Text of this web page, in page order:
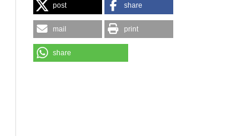
post share
mail print
share